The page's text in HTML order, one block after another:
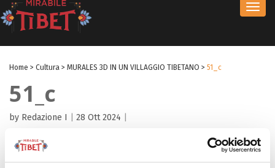
Home > Cultura > MURALES 3D IN UN VILLAGGIO TIBETANO > 51_c
51_c
by Redazione I 28 Ott 2024